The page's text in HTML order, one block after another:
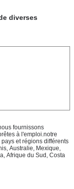
diverses
fournissons
à l'emploi.notre
et régions différents
Australie, Mexique,
Afrique du Sud, Costa